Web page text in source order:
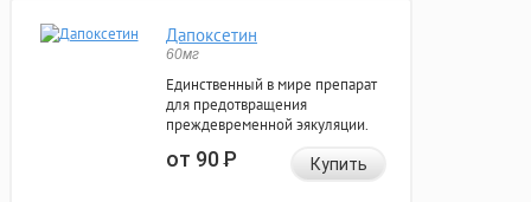
Дапоксетин
60мг
Единственный в мире препарат
для предотвращения
преждевременной эякуляции.
от 90Р Купить